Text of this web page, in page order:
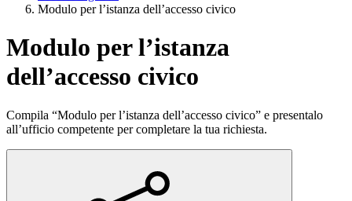
Modulo per l’istanza dell’accesso civico
Modulo per l’istanza
dell’accesso civico
Compila “Modulo per l’istanza dell’accesso civico” e presentalo
all’ufficio competente per completare la tua richiesta.